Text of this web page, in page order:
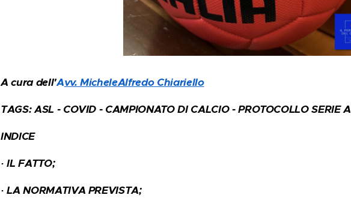
A cura dell'Avv. MicheleAlfredo Chiariello
TAGS: ASL - COVID - CAMPIONATO DI CALCIO - PROTOCOLLO SERIE A
INDICE
·IL FATTO;
·LA NORMATIVA PREVISTA;